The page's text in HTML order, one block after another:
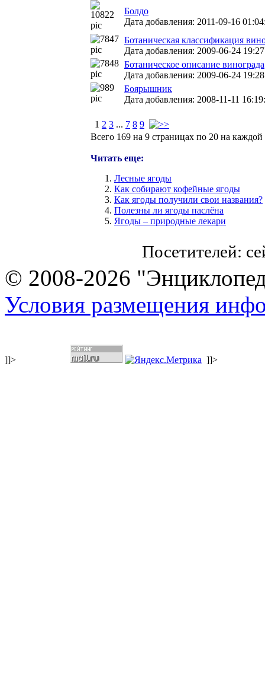
Болдо
Дата добавления: 2011-09-16
Ботаническая классификация
Дата добавления: 2009-06-24
Ботаническое описание винограда
Дата добавления: 2009-06-24
Боярышник
Дата добавления: 2008-11-11
1 2 3 ... 7 8 9
Всего 169 на 9 страницах по 20 на каждой
Читать еще:
Лесные ягоды
Как собирают кофейные ягоды
Как ягоды получили свои названия?
Полезны ли ягоды паслёна
Ягоды – природные лекари
Посетителей:
© 2008-2026
Условия размещения
]]> ]]>